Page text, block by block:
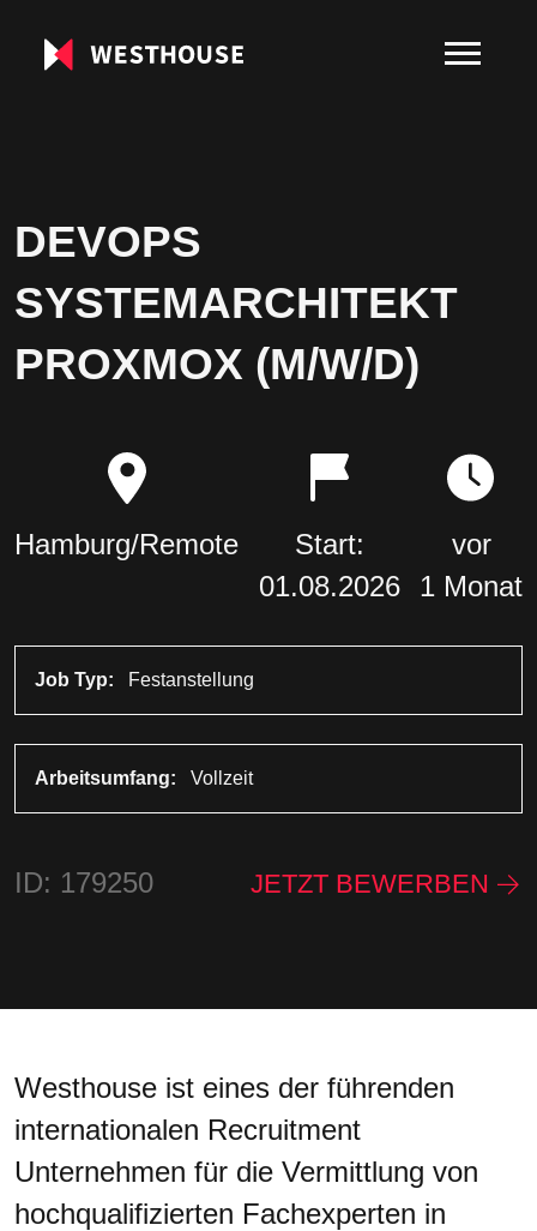
DEVOPS
SYSTEMARCHITEKT
PROXMOX (M/W/D)
Hamburg/Remote
Start:
01.08.2026
vor
1 Monat
Job Typ: Festanstellung
Arbeitsumfang: Vollzeit
ID: 179250 JETZT BEWERBEN
Westhouse ist eines der führenden
internationalen Recruitment
Unternehmen für die Vermittlung von
hochqualifizierten Fachexperten in